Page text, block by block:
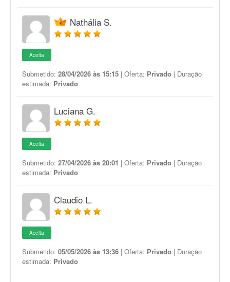
Nathália S.
Aceita
Submetido: 28/04/2026 às 15:15 | Oferta: Privado | Duração
estimada: Privado
Luciana G.
Aceita
Submetido: 27/04/2026 às 20:01 | Oferta: Privado | Duração
estimada: Privado
Claudio L.
Aceita
Submetido: 05/05/2026 às 13:36 | Oferta: Privado | Duração
estimada: Privado